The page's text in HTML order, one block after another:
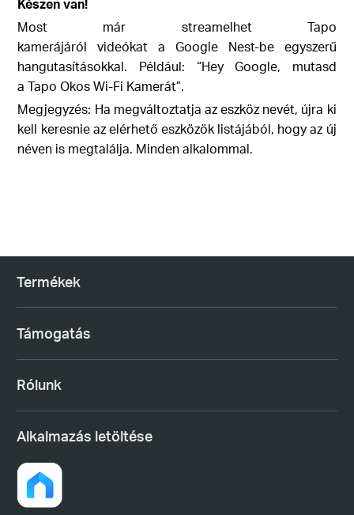
Készen van!
Most már streamelhet Tapo
kamerájáról videókat a Google Nest-be egyszerű
hangutasításokkal. Például: “Hey Google, mutasd
aTapo Okos Wi-Fi Kamerát”.
Megjegyzés: Ha megváltoztatja az eszköz nevét, újra ki
kell keresnie az elérhető eszközök listájából, hogy az új
néven is megtalálja. Minden alkalommal.
Termékek
Támogatás
Rólunk
Alkalmazás letöltése